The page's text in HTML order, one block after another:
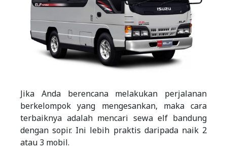
Jika Anda berencana melakukan perjalanan
berkelompok yang mengesankan, maka cara
terbaiknya adalah mencari sewa elf bandung
dengan sopir. Ini lebih praktis daripada naik 2
atau 3 mobil.